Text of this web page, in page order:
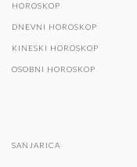
HOROSKOP
DNEVNI HOROSKOP
KINESKI HOROSKOP
OSOBNI HOROSKOP
SANJARICA